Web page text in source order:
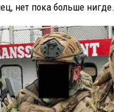
нет пока больше нигде.